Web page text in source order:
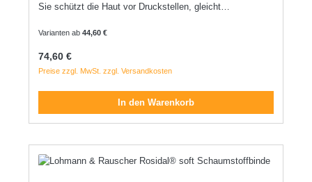
Sie schützt die Haut vor Druckstellen, gleicht
Binde ist atmungsaktiv, hautfreundlich und leicht
Versorgung bei Kompressions- oder Stützverbänden. für
Unterpolsterung von Starr- und Stützverbänden Schutz
anschmiegsam latexfrei
Varianten ab44,60 €
Regulärer Preis:
74,60 €
Preise zzgl. MwSt. zzgl. Versandkosten
In den Warenkorb